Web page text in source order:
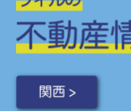
関西 >